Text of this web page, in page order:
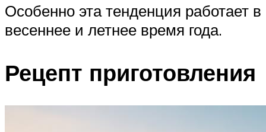
Особенно эта тенденция работает в
весеннее и летнее время года.
Рецепт приготовления